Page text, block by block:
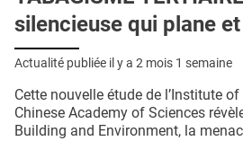
silencieuse qui plane
Actualité publiée il y a 2 mois 1 semaine
Cette nouvelle étude de l’Institute
Chinese Academy of Sciences
Building and Environment, la